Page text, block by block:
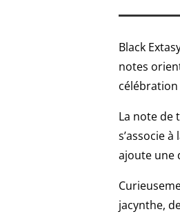
Black
notes
célébration
La note de
s’associe
ajoute une
jacynthe,